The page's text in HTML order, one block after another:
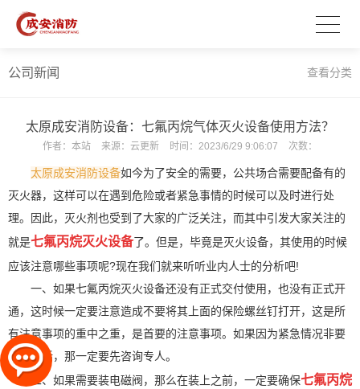
公司新闻 查看分类
太原成安消防设备：七氟丙烷气体灭火设备使用方法？
作者： 本站 来源： 云更新 时间： 2023/6/29 9:06:07 次数：
太原成安消防设备如今为了安全的需要，公共场合需要配备有的
灭火器，这样可以在遇到危险或者紧急事情的时候可以及时进行处
理。因此，灭火剂也受到了大家的广泛关注，而其中引发大家关注的
就是七氟丙烷灭火设备了。但是，毕竟是灭火设备，其使用的时候
应该注意哪些事项呢?现在我们就来听听业内人士的分析吧!
一、如果七氟丙烷灭火设备还没有正式交付使用，也没有正式开
通，这时候一定要注意造成不要将其上面的保险螺丝钉打开，这是所
有注意事项的重中之重，是首要的注意事项。如果因为紧急情况非要
打开的话，那一定要先咨询专人。
二、如果需要装电磁阀，那么在装上之前，一定要确保七氟丙烷